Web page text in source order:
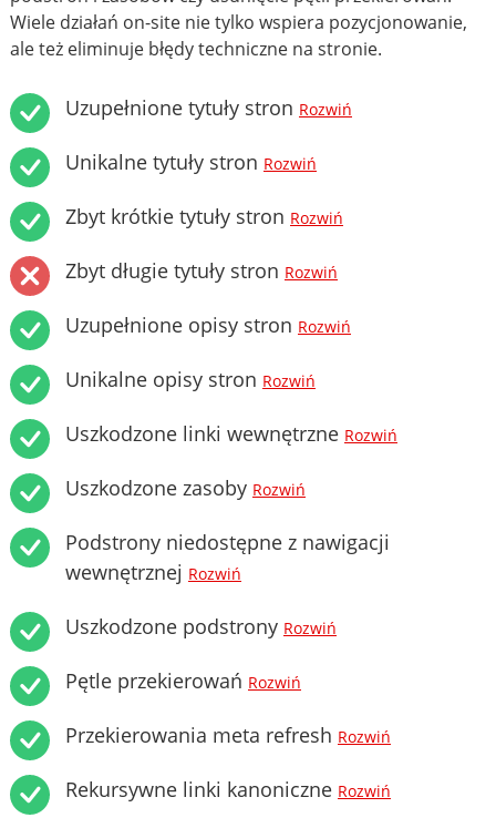
Wiele działań on-site nie tylko wspiera pozycjonowanie,
ale też eliminuje błędy techniczne na stronie.
Uzupełnione tytuły stron Rozwiń
Unikalne tytuły stron Rozwiń
Zbyt krótkie tytuły stron Rozwiń
Zbyt długie tytuły stron Rozwiń
Uzupełnione opisy stron Rozwiń
Unikalne opisy stron Rozwiń
Uszkodzone linki wewnętrzne Rozwiń
Uszkodzone zasoby Rozwiń
Podstrony niedostępne z nawigacji
wewnętrznej Rozwiń
Uszkodzone podstrony Rozwiń
Pętle przekierowań Rozwiń
Przekierowania meta refresh Rozwiń
Rekursywne linki kanoniczne Rozwiń